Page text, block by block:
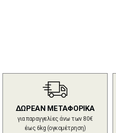
ΔΩΡΕΑΝ ΜΕΤΑΦΟΡΙΚΑ
για παραγγελίες άνω των 80€
έως 6kg (ογκομέτρηση)